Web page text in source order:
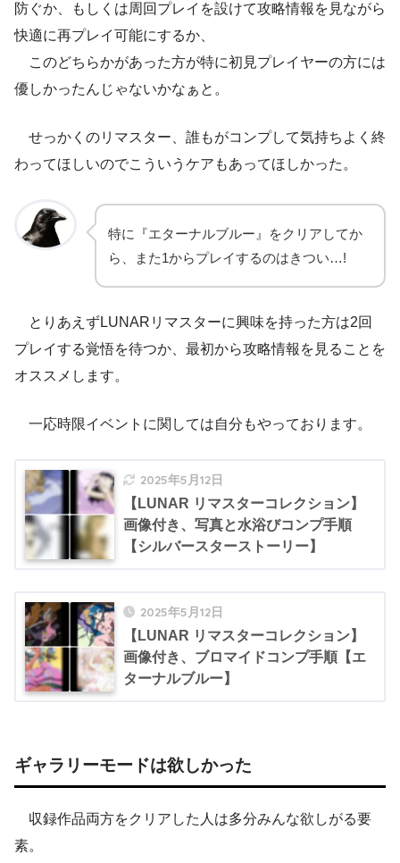
防ぐか、もしくは周回プレイを設けて攻略情報を見ながら
快適に再プレイ可能にするか、
このどちらかがあった方が特に初見プレイヤーの方には
優しかったんじゃないかなぁと。
せっかくのリマスター、誰もがコンプして気持ちよく終
わってほしいのでこういうケアもあってほしかった。
特に『エターナルブルー』をクリアしてか
ら、また1からプレイするのはきつい…!
とりあえずLUNARリマスターに興味を持った方は2回
プレイする覚悟を待つか、最初から攻略情報を見ることを
オススメします。
一応時限イベントに関しては自分もやっております。
2025年5月12日
【LUNAR リマスターコレクション】
画像付き、写真と水浴びコンプ手順
【シルバースターストーリー】
2025年5月12日
【LUNAR リマスターコレクション】
画像付き、ブロマイドコンプ手順【エ
ターナルブルー】
ギャラリーモードは欲しかった
収録作品両方をクリアした人は多分みんな欲しがる要
素。